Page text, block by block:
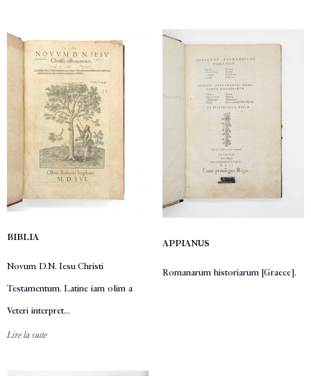
BIBLIA
Novum D.N. Iesu Christi
Testamentum. Latine iam olim a
Veteri interpret...
Lire la suite
APPIANUS
Romanarum historiarum [Graece].